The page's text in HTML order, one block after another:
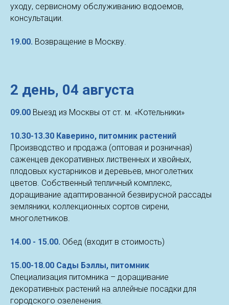
уходу, сервисному обслуживанию водоемов,
консультации.
19.00. Возвращение в Москву.
2 день, 04 августа
09.00 Выезд из Москвы от ст. м. «Котельники»
10.30-13.30 Каверино, питомник растений
Производство и продажа (оптовая и розничная)
саженцев декоративных лиственных и хвойных,
плодовых кустарников и деревьев, многолетних
цветов. Собственный тепличный комплекс,
доращивание адаптированной безвирусной рассады
земляники, коллекционных сортов сирени,
многолетников.
14.00 - 15.00. Обед (входит в стоимость)
15.00-18.00 Сады Бэллы, питомник
Специализация питомника – доращивание
декоративных растений на аллейные посадки для
городского озеленения.